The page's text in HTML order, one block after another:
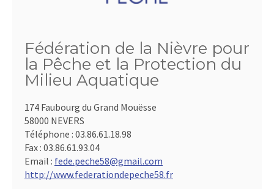
Fédération de la Nièvre pour
la Pêche et la Protection du
Milieu Aquatique
174 Faubourg du Grand Mouësse
58000 NEVERS
Téléphone : 03.86.61.18.98
Fax : 03.86.61.93.04
Email : fede.peche58@gmail.com
http://www.federationdepeche58.fr